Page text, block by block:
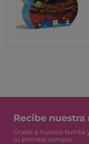
Recibe
Únete a nuestra familia
tu primera compra